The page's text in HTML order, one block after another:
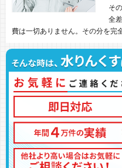
そ
全
費は一切ありません。その分を完